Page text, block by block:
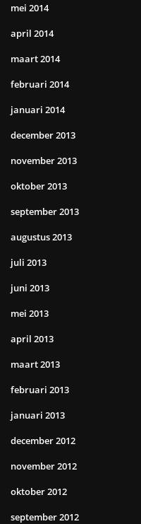
mei 2014
april 2014
maart 2014
februari 2014
januari 2014
december 2013
november 2013
oktober 2013
september 2013
augustus 2013
juli 2013
juni 2013
mei 2013
april 2013
maart 2013
februari 2013
januari 2013
december 2012
november 2012
oktober 2012
september 2012